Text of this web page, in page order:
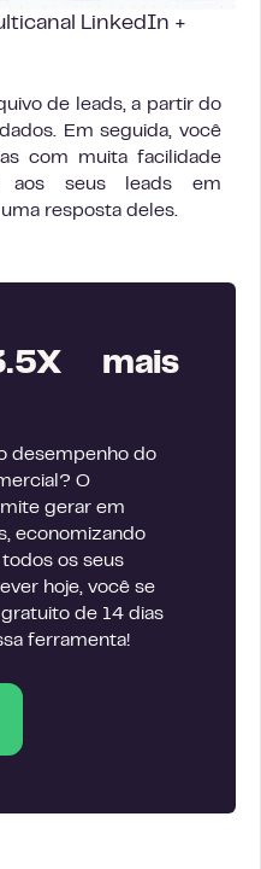
LinkedIn +
de leads, a partir do
Em seguida, você
com muita facilidade
aos seus leads em
resposta deles.
mais
desempenho do
O
gerar em
economizando
os seus
hoje, você se
de 14 dias
ferramenta!